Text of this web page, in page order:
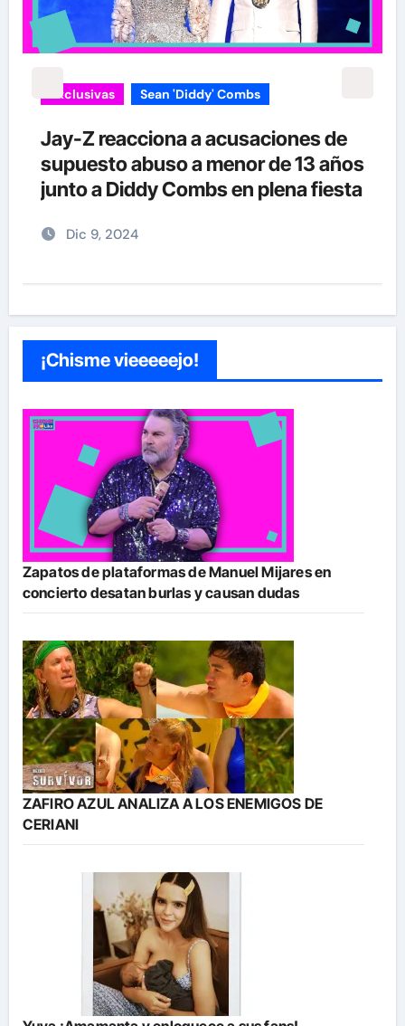
Exclusivas Sean 'Diddy' Combs
Jay-Z reacciona a acusaciones de
supuesto abuso a menor de 13 años
junto a Diddy Combs en plena fiesta
Dic 9, 2024
¡Chisme vieeeeejo!
Zapatos de plataformas de Manuel Mijares en
concierto desatan burlas y causan dudas
ZAFIRO AZUL ANALIZA A LOS ENEMIGOS DE
CERIANI